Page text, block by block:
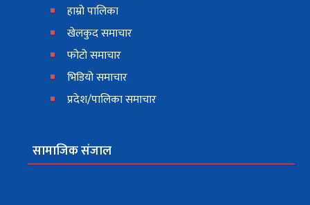
हाम्रो पालिका
खेलकुद समाचार
फोटो समाचार
भिडियो समाचार
प्रदेश/पालिका समाचार
सामाजिक संजाल